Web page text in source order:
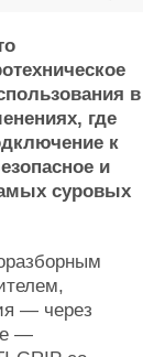
в
где
к
и
суровых
— через
—